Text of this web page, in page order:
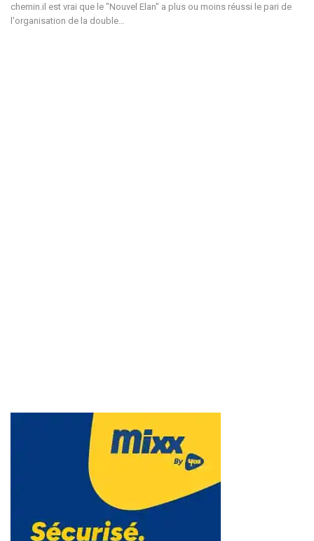
chemin.il est vrai que le "Nouvel Elan" a plus ou moins réussi le pari de
l'organisation de la double…